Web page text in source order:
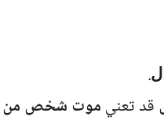
.
قد تعنيموت شخص من